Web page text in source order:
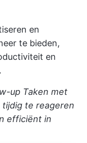
en
te bieden,
en
up Taken met
tijdig te reageren
efficiënt in